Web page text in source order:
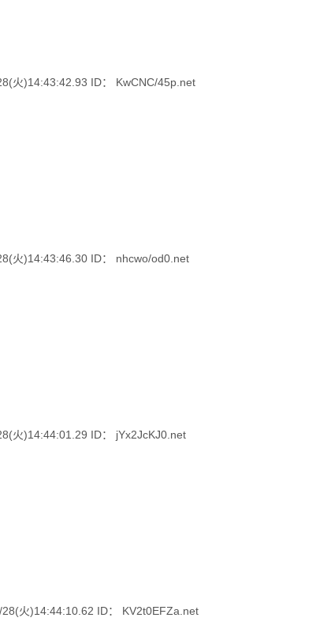
火)14:43:42.93 ID： KwCNC/45p.net
火)14:43:46.30 ID： nhcwo/od0.net
火)14:44:01.29 ID： jYx2JcKJ0.net
火)14:44:10.62 ID： KV2t0EFZa.net